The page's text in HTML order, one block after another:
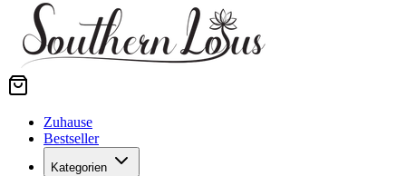
Zuhause
Bestseller
Kategorien